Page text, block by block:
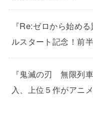
『Re:ゼロから始め
ルスタート記念！前
『鬼滅の刃 無限列
入、上位５作がアニ